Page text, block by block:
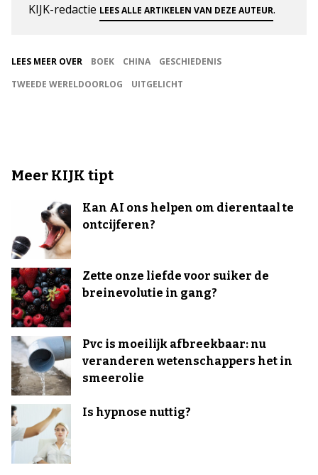
KIJK-redactie LEES ALLE ARTIKELEN VAN DEZE AUTEUR.
LEES MEER OVER BOEK CHINA
GESCHIEDENIS
TWEEDE WERELDOORLOG
UITGELICHT
Meer KIJK tipt
Kan AI ons helpen om dierentaal te
ontcijferen?
Zette onze liefde voor suiker de
breinevolutie in gang?
Pvc is moeilijk afbreekbaar: nu
veranderen wetenschappers het in
smeerolie
Is hypnose nuttig?